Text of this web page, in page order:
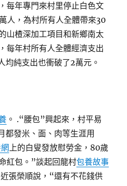
每年專門來村里停止白色文
人，為村所有人全體帶來30
山楂深加工項目和新鄉南太
每年村所有人全體經濟支出
均純支出也衝破了2萬元。
。 .“腰包”興起來，村平易
都發米、面、肉等生涯用
上的白叟發放慰勞金，80歲
紅包。”談起回龍村包養故事
張榮順說，“還有不花錢供